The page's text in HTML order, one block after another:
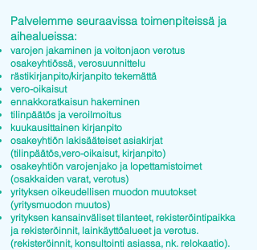
Palvelemme seuraavissa toimenpiteissä ja
aihealueissa:
varojen jakaminen ja voitonjaon verotus
osakeyhtiössä, verosuunnittelu
rästikirjanpito/kirjanpito tekemättä
vero-oikaisut
ennakkoratkaisun hakeminen
tilinpäätös ja veroilmoitus
kuukausittainen kirjanpito
osakeyhtiön lakisääteiset asiakirjat
(tilinpäätös,vero-oikaisut, kirjanpito)
osakeyhtiön varojenjako ja lopettamistoimet
(osakkaiden varat, verotus)
yrityksen oikeudellisen muodon muutokset
(yritysmuodon muutos)
yrityksen kansainväliset tilanteet, rekisteröintipaikka
ja rekisteröinnit, lainkäyttöalueet ja verotus.
(rekisteröinnit, konsultointi asiassa, nk. relokaatio).